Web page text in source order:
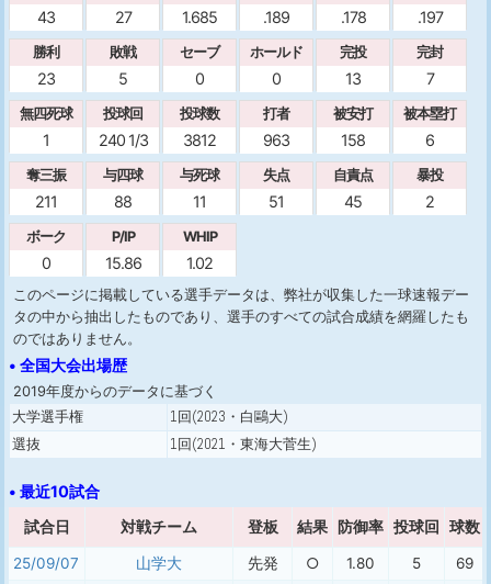
43 27 1.685 .189 .178 .197
勝利
23
敗戦
5
セーブ
0
ホールド
0
完投
13
完封
7
無四死球
1
投球回
240 1/3
投球数
3812
打者
963
被安打
158
被本塁打
6
奪三振
211
与四球
88
与死球
11
失点
51
自責点
45
暴投
2
ボーク
0
P/IP
15.86
WHIP
1.02
このページに掲載している選手データは、弊社が収集した一球速報デー
タの中から抽出したものであり、選手のすべての試合成績を網羅したも
のではありません。
• 全国大会出場歴
2019年度からのデータに基づく
大学選手権
1回(2023・白鷗大)
選抜
1回(2021・東海大菅生)
• 最近10試合
試合日 対戦チーム 登板 結果 防御率 投球回 球数
25/09/07 山学大 先発 ○ 1.80 5
69